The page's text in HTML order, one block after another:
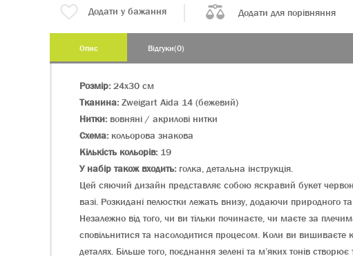
Додати у бажання Додати для порівняння
Опис Відгуки(0)
Розмір: 24х30 см
Тканина: Zweigart Aida 14 (бежевий)
Нитки: вовняні / акрилові нитки
Схема: кольорова знакова
Кількість кольорів: 19
У набір також входить: голка, детальна інструкція.
Цей сяючий дизайн представляє собою яскравий букет
вазі. Розкидані пелюстки лежать внизу, додаючи природного
Незалежно від того, чи ви тільки починаєте, чи маєте за
сповільнитися та насолодитися процесом. Коли ви вишиваєте
деталях. Більше того, поєднання зелені та м’яких тонів